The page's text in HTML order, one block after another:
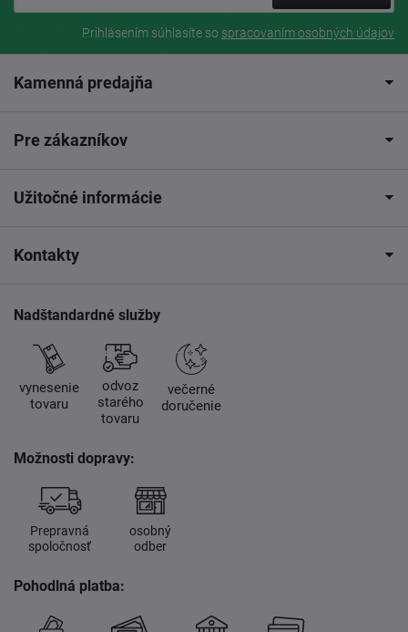
Prihlásením súhlasíte so spracovaním osobných údajov
Kamenná predajňa
Pre zákazníkov
Užitočné informácie
Kontakty
Nadštandardné služby
vynesenie
tovaru
odvoz
starého
tovaru
večerné
doručenie
Možnosti dopravy:
Prepravná
spoločnosť
osobný
odber
Pohodlná platba: